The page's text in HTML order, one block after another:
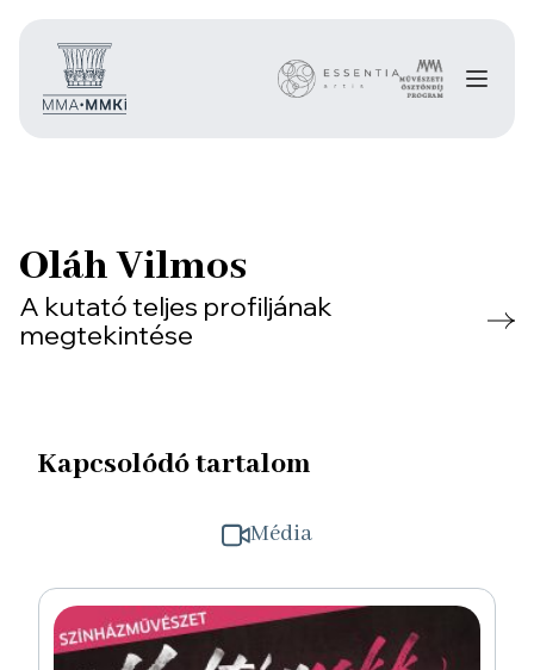
Oláh Vilmos
A kutató teljes profiljának
megtekintése
Kapcsolódó tartalom
Média